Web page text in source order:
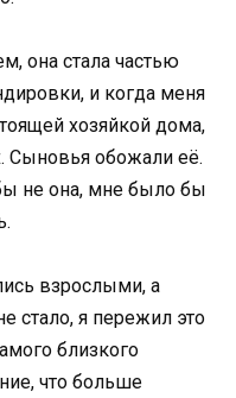
она стала частью
и когда меня
хозяйкой дома,
Сыновья обожали её.
не она, мне было бы
взрослыми, а
стало, я пережил это
близкого
что больше